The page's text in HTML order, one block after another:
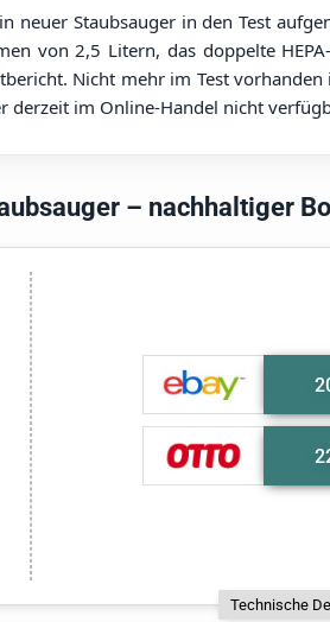
neuer Staubsauger in den Test
von 2,5 Litern, das doppelte
Nicht mehr im Test
derzeit im Online-Handel nicht
– nachhaltiger
Technische